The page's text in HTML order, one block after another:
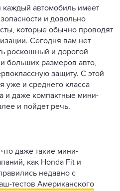
автомобиль имеет
и довольно
которые обычно проводят
Сегодня вам нет
роскошный и дорогой
больших размеров авто,
защиту. С этой
уже и среднего класса
и даже компактные мини-
и пойдет речь.
даже такие мини-
как Honda Fit и
недавно с
тестов Американского